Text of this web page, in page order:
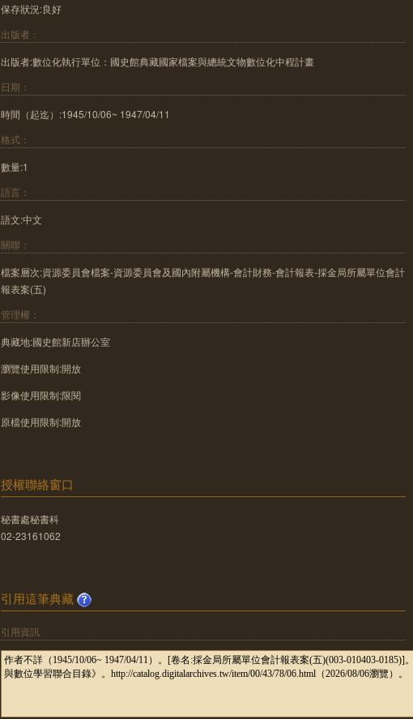
保存狀況:良好
出版者：
出版者:數位化執行單位：國史館典藏國家檔案與總統文物數位化中程計畫
日期：
時間（起迄）:1945/10/06~ 1947/04/11
格式：
數量:1
語言：
語文:中文
關聯：
檔案層次:資源委員會檔案-資源委員會及國內附屬機構-會計財務-會計報表-採金局所屬單位會計
報表案(五)
管理權：
典藏地:國史館新店辦公室
瀏覽使用限制:開放
影像使用限制:限閱
原檔使用限制:開放
授權聯絡窗口
秘書處秘書科
02-23161062
引用這筆典藏
引用資訊